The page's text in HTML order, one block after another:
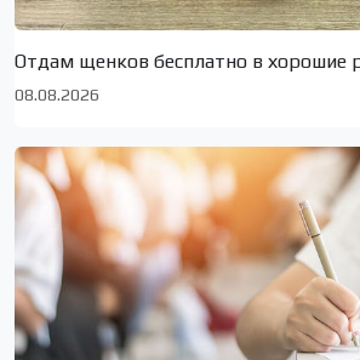
Отдам щенков бесплатно в хорошие
08.08.2026